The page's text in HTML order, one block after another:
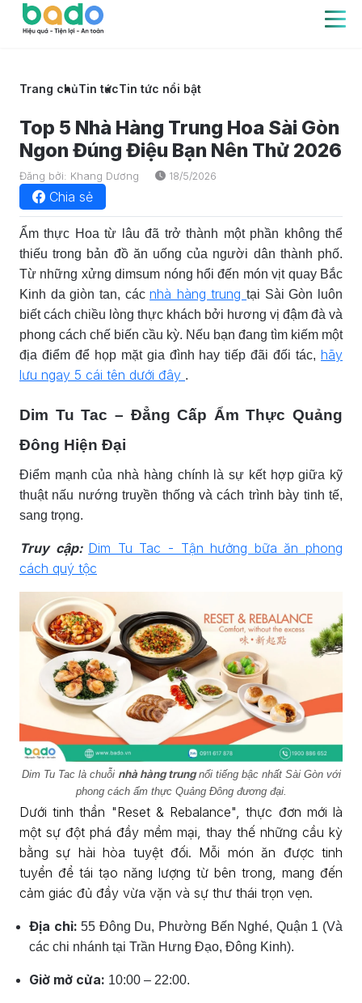
Trang chủTin tứcTin tức nổi bật
Top 5 Nhà Hàng Trung Hoa Sài Gòn
Ngon Đúng Điệu Bạn Nên Thử 2026
Đăng bởi: Khang Dương 18/5/2026
Chia sẻ
Ẩm thực Hoa từ lâu đã trở thành một phần không thể
thiếu trong bản đồ ăn uống của người dân thành phố.
Từ những xửng dimsum nóng hổi đến món vịt quay Bắc
Kinh da giòn tan, cácnhà hàng trungtại Sài Gòn luôn
biết cách chiều lòng thực khách bởi hương vị đậm đà và
phong cách chế biến cầu kỳ. Nếu bạn đang tìm kiếm một
địa điểm để họp mặt gia đình hay tiếp đãi đối tác, hãy
lưu ngay 5 cái tên dưới đây .
Dim Tu Tac – Đẳng Cấp Ẩm Thực Quảng
Đông Hiện Đại
Điểm mạnh của nhà hàng chính là sự kết hợp giữa kỹ
thuật nấu nướng truyền thống và cách trình bày tinh tế,
sang trọng.
Truy cập: Dim Tu Tac - Tận hưởng bữa ăn phong
cách quý tộc
Dim Tu Tac là chuỗi nhà hàng trungnổi tiếng bậc nhất Sài Gòn với
phong cách ẩm thực Quảng Đông đương đại.
Dưới tinh thần "Reset & Rebalance", thực đơn mới là
một sự đột phá đầy mềm mại, thay thế những cầu kỳ
bằng sự hài hòa tuyệt đối. Mỗi món ăn được tinh
tuyển để tái tạo năng lượng từ bên trong, mang đến
cảm giác đủ đầy vừa vặn và sự thư thái trọn vẹn.
Địa chỉ: 55 Đông Du, Phường Bến Nghé, Quận 1 (Và
các chi nhánh tại Trần Hưng Đạo, Đông Kinh).
Giờ mở cửa: 10:00 – 22:00.